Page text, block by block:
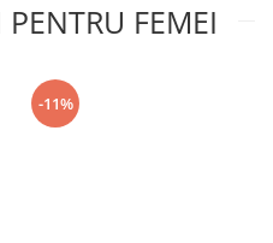
FEMEI
-11%